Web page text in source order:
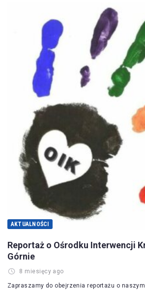
AKTUALNOŚCI
Reportaż o Ośrodku Interwencji
Górnie
8 miesięcy ago
Zapraszamy do obejrzenia reportażu o